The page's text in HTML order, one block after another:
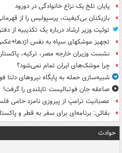
پایان تلخ یک نزاع خانوادگی در دورود
بازیکنان بی‌کیفیت، پرسپولیس را از
توئیت وزیر ارشاد درباره یک تکذیبیه از
تجهیز موشکهای سپاه به نفس
نشست وزیران خارجه مصر، ترکیه،
چرا موشک‌های ایران تمام نمی‌شود؟
شبیه‌سازی حمله به پایگاه نیروهای دلتا
صاعقه جان فوتبالیست تایلندی را گرفت!
عصبانیت ترامپ از پیروزی نامزد حامی
بقائی: برنامه‌ای برای سفر به قطر و
حوادث